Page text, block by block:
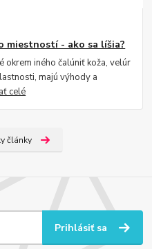
miestností - ako sa líšia?
okrem iného čalúniť koža, velúr
majú výhody a
celé
články
Prihlásiť sa